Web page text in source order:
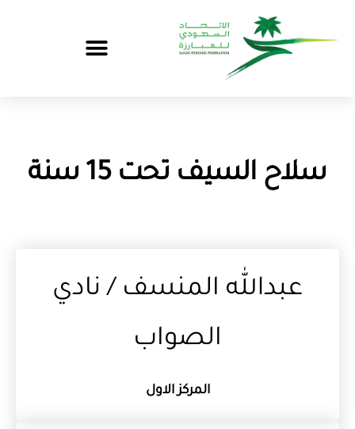
سلاح السيف تحت 15 سنة
عبدالله المنسف / نادي
الصواب
المركز الاول